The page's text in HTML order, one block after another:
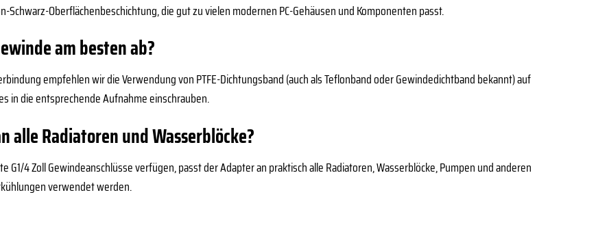
Schwarz-Oberflächenbeschichtung, die gut zu vielen modernen PC-Gehäusen und Komponenten passt.
am besten ab?
empfehlen wir die Verwendung von PTFE-Dichtungsband (auch als Teflonband oder Gewindedichtband bekannt) auf
in die entsprechende Aufnahme einschrauben.
alle Radiatoren und Wasserblöcke?
G1/4 Zoll Gewindeanschlüsse verfügen, passt der Adapter an praktisch alle Radiatoren, Wasserblöcke, Pumpen und anderen
verwendet werden.